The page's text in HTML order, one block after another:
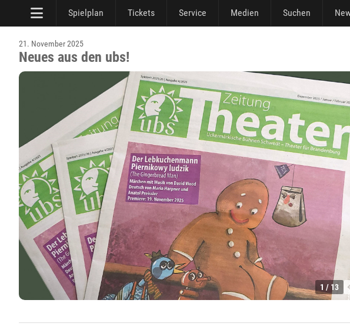
Spielplan Tickets Service Medien Suchen
21. November 2025
Neues aus den ubs!
1 / 13